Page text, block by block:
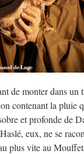
de monter dans
contenant la pluie
et profonde de
eux, ne se
plus vite au